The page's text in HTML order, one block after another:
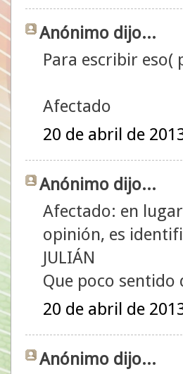
Anónimo dijo...
Para escribir
Afectado
20 de abril de
Anónimo dijo...
Afectado: en
opinión, es
JULIÁN
Que poco sentido
20 de abril de
Anónimo dijo...